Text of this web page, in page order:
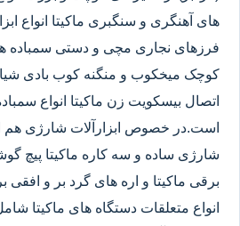
های آهنگری و سنگبری ماکیتا انواع
فرزهای نجاری مچی و دستی سمباده
کوچک میخکوب و منگنه کوب بادی
اتصال بیسکویت زن ماکیتا انواع
است.در خصوص ابزارآلات شارژی هم
شارژی ساده و سه کاره ماکیتا پیچ
برقی ماکیتا و اره های گرد بر و افقی
انواع متعلقات دستگاه های ماکیتا